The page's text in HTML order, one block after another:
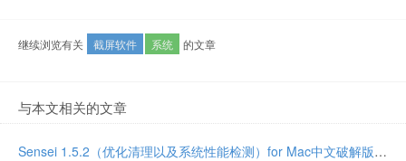
继续浏览有关 截屏软件 系统 的文章
与本文相关的文章
Sensei 1.5.2（优化清理以及系统性能检测）for Mac中文破解版